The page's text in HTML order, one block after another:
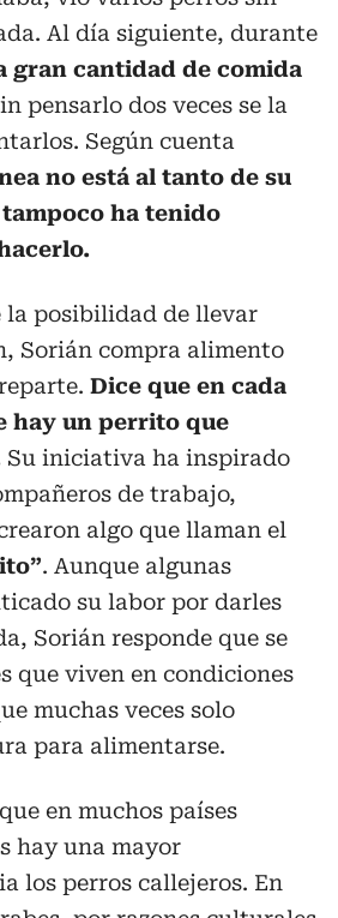
Al día siguiente, durante
gran cantidad de comida
pensarlo dos veces se la
Según cuenta
no está al tanto de su
ha tenido
la posibilidad de llevar
Sorián compra alimento
Dice que en cada
hay un perrito que
Su iniciativa ha inspirado
de trabajo,
algo que llaman el
. Aunque algunas
su labor por darles
Sorián responde que se
que viven en condiciones
muchas veces solo
para alimentarse.
en muchos países
hay una mayor
los perros callejeros. En